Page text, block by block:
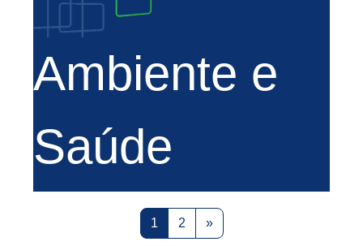
Ambiente e
Saúde
1 Página 1
2Página 2
»Próxima página